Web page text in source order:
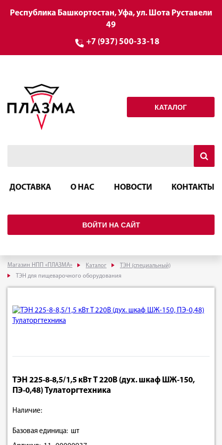
Республика Башкортостан, Уфа, ул. Шота Руставели
49
+7 (937) 500-33-18
КАТАЛОГ
ДОСТАВКА О НАС НОВОСТИ КОНТАКТЫ
ВОЙТИ НА САЙТ
Магазин НПП «ПЛАЗМА» Каталог
ТЭН (специальный)
ТЭН для пищеварочного оборудования
ТЭН 225-8-8,5/1,5 кВт T 220В (дух. шкаф ШЖ-150,
ПЭ-0,48) Тулаторгтехника
Наличие:
Базовая единица: шт